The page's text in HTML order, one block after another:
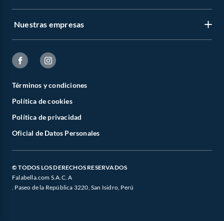
Nuestras empresas
Términos y condiciones
Política de cookies
Política de privacidad
Oficial de Datos Personales
© TODOS LOS DERECHOS RESERVADOS
Falabella.com S.A.C. A
. Paseo de la República 3220, San Isidro, Perú